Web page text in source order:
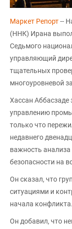
Маркет Репорт--
(ННК) Ирана
Седьмого
управляющий
тщательных
многоуровневой
Хассан Аббасзаде
управлению
только что
недавнего
важность анализа
безопасности на
Он сказал, что
ситуациями и
начала конфликта.
Он добавил, что